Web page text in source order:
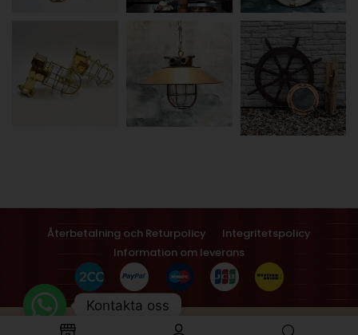
Återbetalning och Returpolicy
Integritetspolicy
Information om leverans
Kontakta oss